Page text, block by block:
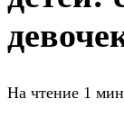
На чтение 1 мин